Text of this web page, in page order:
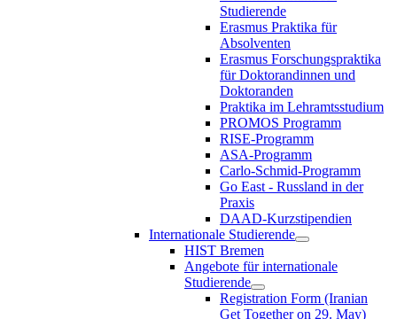
Studierende
Erasmus Praktika für
Absolventen
Erasmus Forschungspraktika
für Doktorandinnen und
Doktoranden
Praktika im Lehramtsstudium
PROMOS Programm
RISE-Programm
ASA-Programm
Carlo-Schmid-Programm
Go East - Russland in der
Praxis
DAAD-Kurzstipendien
Internationale Studierende
HIST Bremen
Angebote für internationale
Studierende
Registration Form (Iranian
Get Together on 29. May)